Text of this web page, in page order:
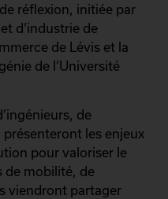
réflexion, initiée par
d’industrie de
de Lévis et la
de l’Université
de
présenteront les enjeux
pour valoriser le
de mobilité, de
viendront partager